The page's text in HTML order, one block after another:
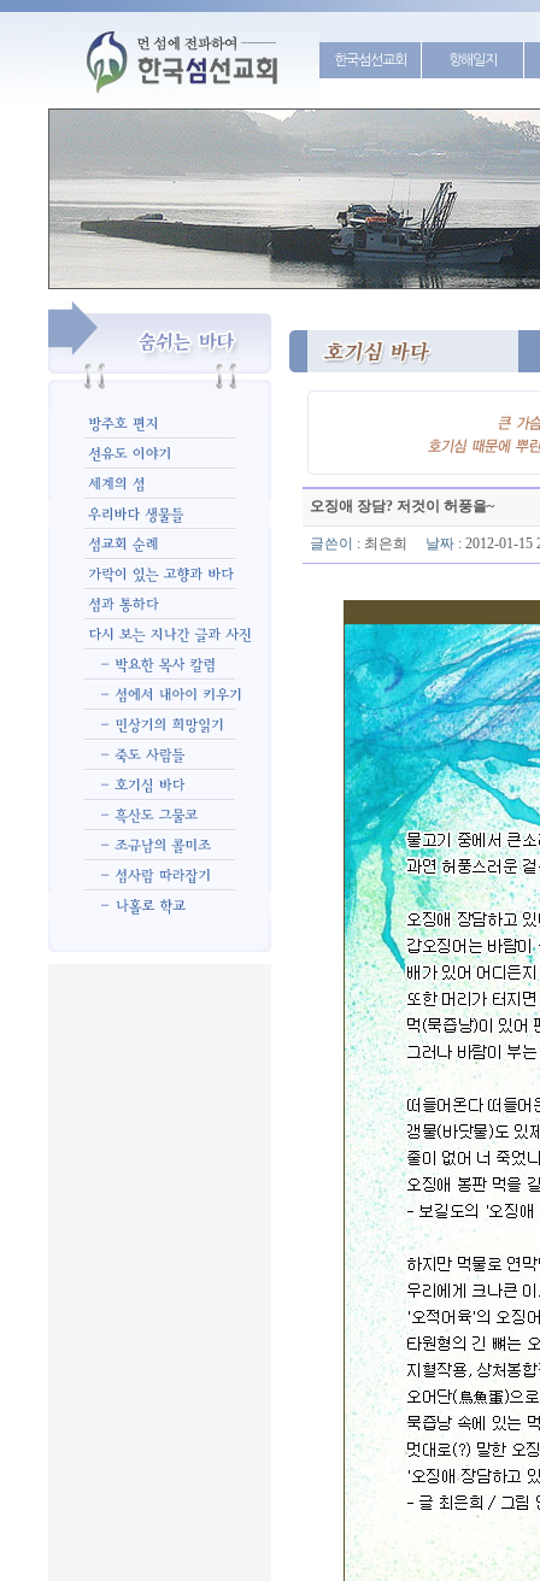
한국섬선교회 항해일지
오징애 장담? 저것이 허풍을~
글쓴이 : 최은희 날짜: 2012-01-